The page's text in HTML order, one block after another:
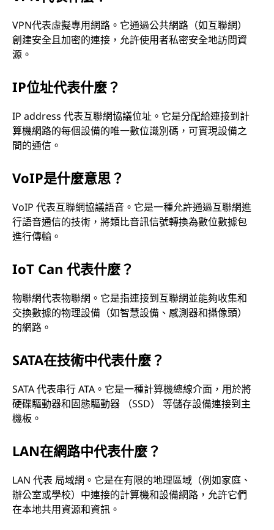
VPN代表虛擬專用網路。它通過公共網路（如互聯網）
創建安全且加密的連接，允許使用者私密安全地訪問資
源。
IP位址代表什麼？
IP address 代表互聯網協議位址。它是分配給連接到計
算機網路的每個設備的唯一數位識別碼，可實現設備之
間的通信。
VoIP是什麼意思？
VoIP 代表互聯網協議語音。它是一種允許通過互聯網進
行語音通信的技術，將類比音訊信號轉換為數位數據包
進行傳輸。
IoT Can 代表什麼？
物聯網代表物聯網。它是指連接到互聯網並能夠收集和
交換數據的物理設備（如智慧設備、感測器和攝像頭）
的網路。
SATA在技術中代表什麼？
SATA 代表串行 ATA。它是一種計算機總線介面，用於將
硬碟驅動器和固態驅動器 （SSD） 等儲存設備連接到主
機板。
LAN在網路中代表什麼？
LAN 代表 局域網。它是在有限的地理區域（例如家庭、
辦公室或學校）中連接的計算機和設備網路，允許它們
在本地共用資源和資訊。